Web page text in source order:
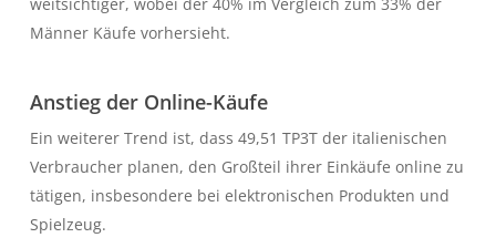
Männer Käufe vorhersieht.
Anstieg der Online-Käufe
Ein weiterer Trend ist, dass 49,51 TP3T der italienischen
Verbraucher planen, den Großteil ihrer Einkäufe online zu
tätigen, insbesondere bei elektronischen Produkten und
Spielzeug.